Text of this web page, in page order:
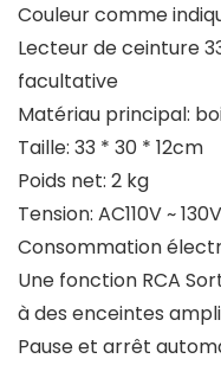
Couleur comme
Lecteur de ceinture
facultative
Matériau principal:
Taille: 33 * 30 * 12cm
Poids net: 2 kg
Tension: AC110V ~
Consommation
Une fonction RCA
à des enceintes
Pause et arrêt